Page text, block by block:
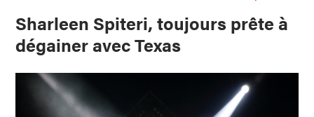
Sharleen Spiteri, toujours prête à
dégainer avec Texas